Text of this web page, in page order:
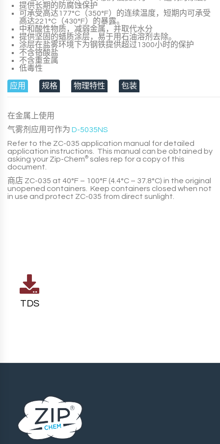
提供长期的防腐蚀保护
可承受高达177°C（350°F）的连续温度，短期内可承受
高达221°C（430°F）的暴露。
中和酸性物质，减弱金属，并取代水分
提供坚固的蜡质涂层，易于用石油溶剂去除。
涂层在盐雾环境下为钢铁提供超过1300小时的保护
不含铬酸盐
不含重金属
低毒性
应用 规格 物理特性 包装
在金属上使用
气雾剂应用可作为 D-5035NS
Refer to the ZC-035 application manual for detailed
application instructions. This manual can be obtained by
asking your Zip-Chem® sales rep for a copy of this
document.
商店 ZC-035 at 40°F – 100°F (4.4°C – 37.8°C) in the original
unopened containers. Keep containers closed when not
in use and protect ZC-035 from direct sunlight.
TDS